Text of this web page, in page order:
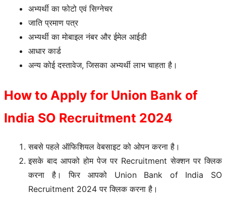
अभ्यर्थी का फोटो एवं सिग्नेचर
जाति प्रमाण पत्र
अभ्यर्थी का मोबाइल नंबर और ईमेल आईडी
आधार कार्ड
अन्य कोई दस्तावेज, जिसका अभ्यर्थी लाभ चाहता है।
How to Apply for Union Bank of
India SO Recruitment 2024
सबसे पहले ऑफिशियल वेबसाइट को ओपन करना है।
इसके बाद आपको होम पेज पर Recruitment सेक्शन पर क्लिक
करना है। फिर आपको Union Bank of India SO
Recruitment 2024 पर क्लिक करना है।